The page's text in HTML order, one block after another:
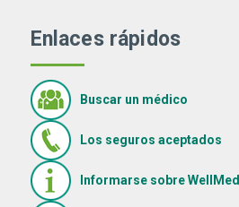
Enlaces rápidos
Buscar un médico
Los seguros aceptados
Informarse sobre WellMed